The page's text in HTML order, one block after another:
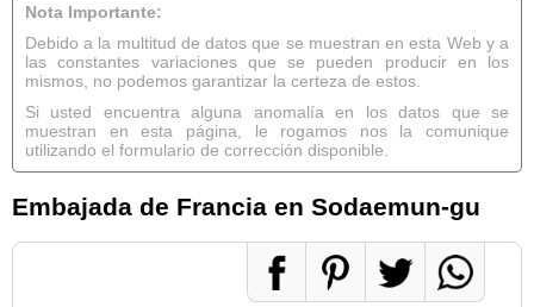
Nota Importante:
Debido a la multitud de datos que se muestran en esta Web y a
las constantes variaciones que se pueden producir en los
mismos, no podemos garantizar la certeza de estos.
Si usted encuentra alguna anomalía en los datos que se
muestran en esta página, le rogamos nos la comunique
utilizando el formulario de corrección disponible.
Embajada de Francia en Sodaemun-gu